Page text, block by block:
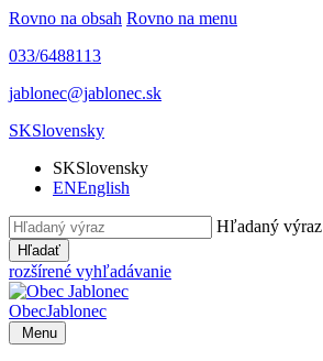
Rovno na obsah Rovno na menu
033/6488113
jablonec@jablonec.sk
SKSlovensky
SKSlovensky
ENEnglish
Hľadaný výraz
Hľadať
rozšírené vyhľadávanie
ObecJablonec
Menu